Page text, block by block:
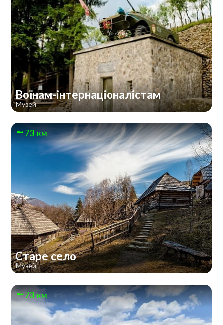
Воїнам-інтернаціоналістам
Музей
73 км
Старе село
Музей
73 км